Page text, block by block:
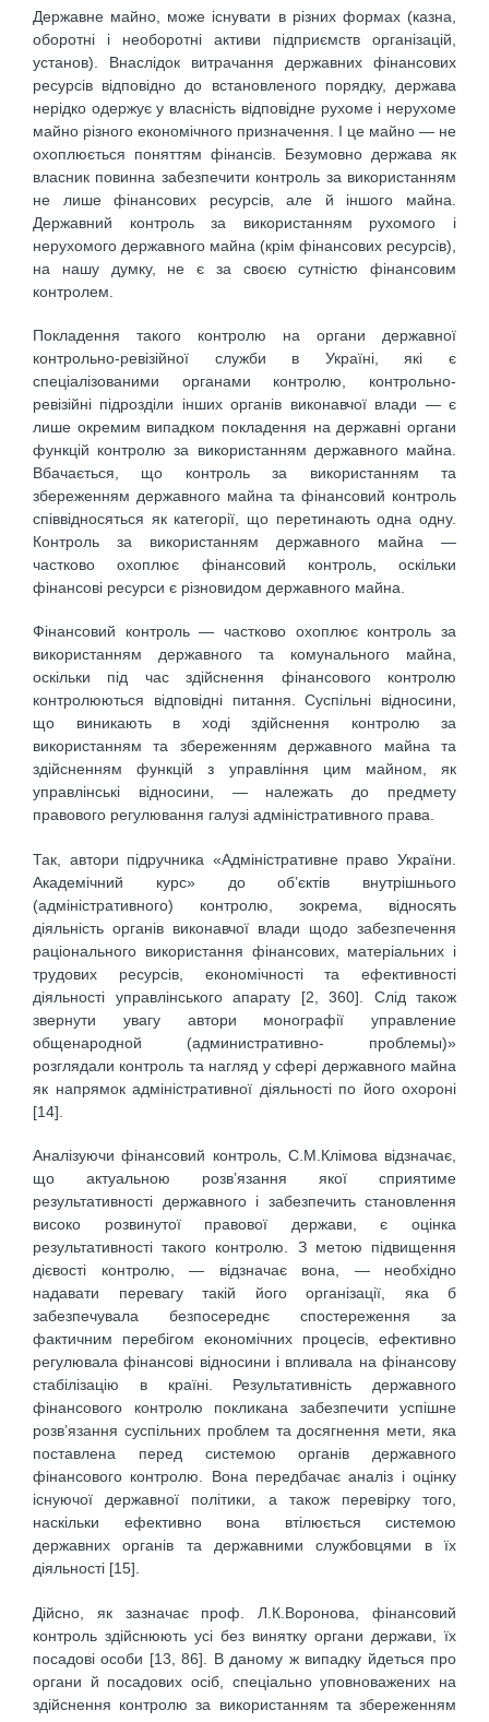
Державне майно, може існувати в різних формах (казна,
оборотні і необоротні активи підприємств організацій,
установ). Внаслідок витрачання державних фінансових
ресурсів відповідно до встановленого порядку, держава
нерідко одержує у власність відповідне рухоме і нерухоме
майно різного економічного призначення. І це майно — не
охоплюється поняттям фінансів. Безумовно держава як
власник повинна забезпечити контроль за використанням
не лише фінансових ресурсів, але й іншого майна.
Державний контроль за використанням рухомого і
нерухомого державного майна (крім фінансових ресурсів),
на нашу думку, не є за своєю сутністю фінансовим
контролем.
Покладення такого контролю на органи державної
контрольно-ревізійної служби в Україні, які є
спеціалізованими органами контролю, контрольно-
ревізійні підрозділи інших органів виконавчої влади — є
лише окремим випадком покладення на державні органи
функцій контролю за використанням державного майна.
Вбачається, що контроль за використанням та
збереженням державного майна та фінансовий контроль
співвідносяться як категорії, що перетинають одна одну.
Контроль за використанням державного майна —
частково охоплює фінансовий контроль, оскільки
фінансові ресурси є різновидом державного майна.
Фінансовий контроль — частково охоплює контроль за
використанням державного та комунального майна,
оскільки під час здійснення фінансового контролю
контролюються відповідні питання. Суспільні відносини,
що виникають в ході здійснення контролю за
використанням та збереженням державного майна та
здійсненням функцій з управління цим майном, як
управлінські відносини, — належать до предмету
правового регулювання галузі адміністративного права.
Так, автори підручника «Адміністративне право України.
Академічний курс» до об’єктів внутрішнього
(адміністративного) контролю, зокрема, відносять
діяльність органів виконавчої влади щодо забезпечення
раціонального використання фінансових, матеріальних і
трудових ресурсів, економічності та ефективності
діяльності управлінського апарату [2, 360]. Слід також
звернути увагу автори монографії управление
общенародной (административно- проблемы)»
розглядали контроль та нагляд у сфері державного майна
як напрямок адміністративної діяльності по його охороні
[14].
Аналізуючи фінансовий контроль, С.М.Клімова відзначає,
що актуальною розв’язання якої сприятиме
результативності державного і забезпечить становлення
високо розвинутої правової держави, є оцінка
результативності такого контролю. З метою підвищення
дієвості контролю, — відзначає вона, — необхідно
надавати перевагу такій його організації, яка б
забезпечувала безпосереднє спостереження за
фактичним перебігом економічних процесів, ефективно
регулювала фінансові відносини і впливала на фінансову
стабілізацію в країні. Результативність державного
фінансового контролю покликана забезпечити успішне
розв’язання суспільних проблем та досягнення мети, яка
поставлена перед системою органів державного
фінансового контролю. Вона передбачає аналіз і оцінку
існуючої державної політики, а також перевірку того,
наскільки ефективно вона втілюється системою
державних органів та державними службовцями в їх
діяльності [15].
Дійсно, як зазначає проф. Л.К.Воронова, фінансовий
контроль здійснюють усі без винятку органи держави, їх
посадові особи [13, 86]. В даному ж випадку йдеться про
органи й посадових осіб, спеціально уповноважених на
здійснення контролю за використанням та збереженням